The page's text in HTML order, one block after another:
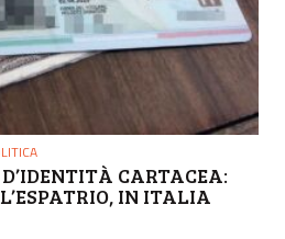
CARTACEA:
IN ITALIA